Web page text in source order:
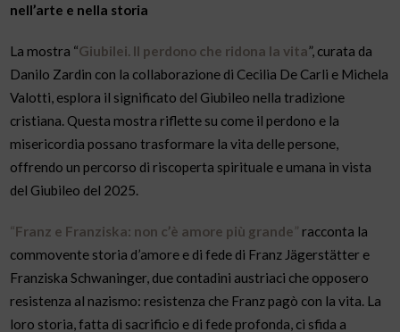
nell’arte e nella storia
La mostra “Giubilei. Il perdono che ridona la vita”, curata da
Danilo Zardin con la collaborazione di Cecilia De Carli e Michela
Valotti, esplora il significato del Giubileo nella tradizione
cristiana. Questa mostra riflette su come il perdono e la
misericordia possano trasformare la vita delle persone,
offrendo un percorso di riscoperta spirituale e umana in vista
del Giubileo del 2025.
“Franz e Franziska: non c’è amore più grande” racconta la
commovente storia d’amore e di fede di Franz Jägerstätter e
Franziska Schwaninger, due contadini austriaci che opposero
resistenza al nazismo: resistenza che Franz pagò con la vita. La
loro storia, fatta di sacrificio e di fede profonda, ci sfida a